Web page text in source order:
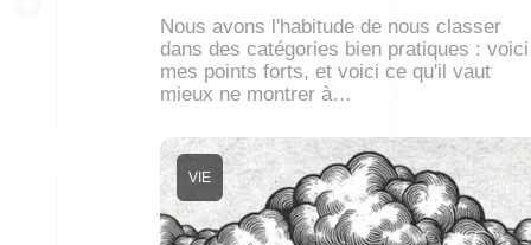
Nous avons l'habitude de nous classer
dans des catégories bien pratiques : voici
mes points forts, et voici ce qu'il vaut
mieux ne montrer à…
VIE